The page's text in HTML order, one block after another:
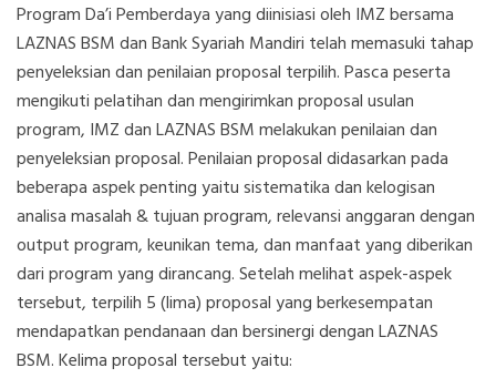
Program Da’i Pemberdaya yang diinisiasi oleh IMZ bersama
LAZNAS BSM dan Bank Syariah Mandiri telah memasuki tahap
penyeleksian dan penilaian proposal terpilih. Pasca peserta
mengikuti pelatihan dan mengirimkan proposal usulan
program, IMZ dan LAZNAS BSM melakukan penilaian dan
penyeleksian proposal. Penilaian proposal didasarkan pada
beberapa aspek penting yaitu sistematika dan kelogisan
analisa masalah & tujuan program, relevansi anggaran dengan
output program, keunikan tema, dan manfaat yang diberikan
dari program yang dirancang. Setelah melihat aspek-aspek
tersebut, terpilih 5 (lima) proposal yang berkesempatan
mendapatkan pendanaan dan bersinergi dengan LAZNAS
BSM. Kelima proposal tersebut yaitu: